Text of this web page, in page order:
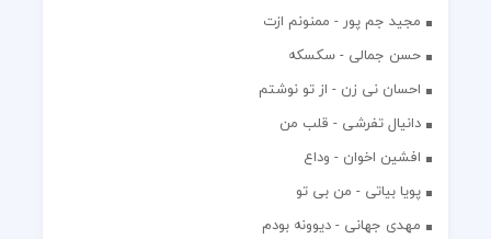
مجید جم پور - ممنونم ازت
حسن جمالی - سکسکه
احسان نی زن - از تو نوشتم
دانیال تفرشی - قلب من
افشين اخوان - وداع
پویا بیاتی - من بی تو
مهدی جهانی - دیوونه بودم